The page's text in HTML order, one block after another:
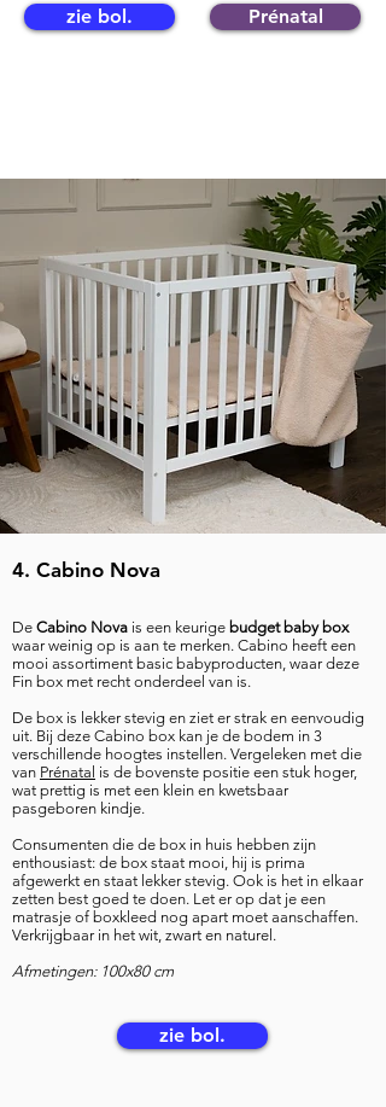
Prénatal
zie bol.
4. Cabino Nova
De Cabino Nova is een keurige budget baby box
waar weinig op is aan te merken. Cabino heeft een
mooi assortiment basic babyproducten, waar deze
Fin box met recht onderdeel van is.
De box is lekker stevig en ziet er strak en eenvoudig
uit. Bij deze Cabino box kan je de bodem in 3
verschillende hoogtes instellen. Vergeleken met die
van Prénatal is de bovenste positie een stuk hoger,
wat prettig is met een klein en kwetsbaar
pasgeboren kindje.
Consumenten die de box in huis hebben zijn
enthousiast: de box staat mooi, hij is prima
afgewerkt en staat lekker stevig. Ook is het in elkaar
zetten best goed te doen. Let er op dat je een
matrasje of boxkleed nog apart moet aanschaffen.
Verkrijgbaar in het wit, zwart en naturel.
Afmetingen: 100x80 cm
zie bol.